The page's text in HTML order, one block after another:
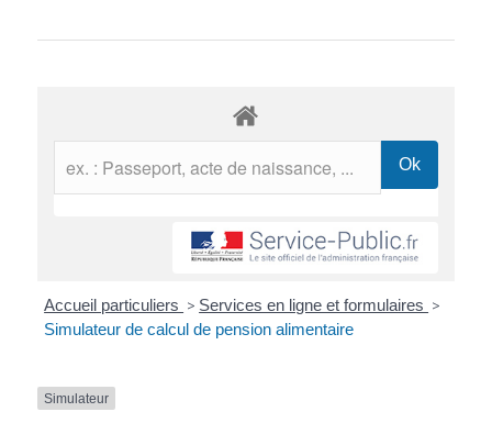
Accueil particuliers > Services en ligne et formulaires >
Simulateur de calcul de pension alimentaire
Simulateur